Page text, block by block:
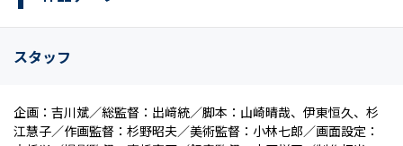
スタッフ
企画：吉川斌／総監督：出﨑統／脚本：山崎晴哉、伊東恒久、杉
江慧子／作画監督：杉野昭夫／美術監督：小林七郎／画面設定：